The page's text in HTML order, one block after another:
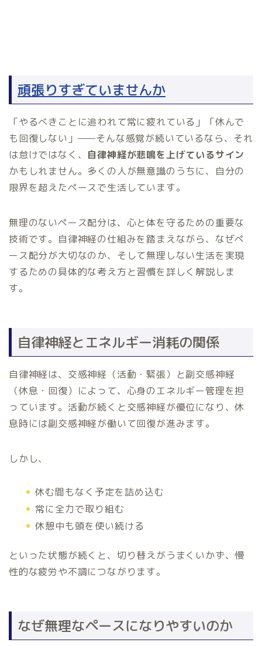
頑張りすぎていませんか
「やるべきことに追われて常に疲れている」「休んで
も回復しない」——そんな感覚が続いているなら、それ
は怠けではなく、 自律神経が悲鳴を上げているサイン
かもしれません。多くの人が無意識のうちに、自分の
限界を超えたペースで生活しています。
無理のないペース配分は、心と体を守るための重要な
技術です。自律神経の仕組みを踏まえながら、なぜペ
ース配分が大切なのか、そして無理しない生活を実現
するための具体的な考え方と習慣を詳しく解説しま
す。
自律神経とエネルギー消耗の関係
自律神経は、交感神経（活動・緊張）と副交感神経
（休息・回復）によって、心身のエネルギー管理を担
っています。活動が続くと交感神経が優位になり、休
息時には副交感神経が働いて回復が進みます。
しかし、
休む間もなく予定を詰め込む
常に全力で取り組む
休憩中も頭を使い続ける
といった状態が続くと、切り替えがうまくいかず、慢
性的な疲労や不調につながります。
なぜ無理なペースになりやすいのか